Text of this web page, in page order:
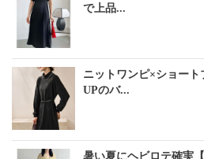
で上品...
ニットワンピ×ショー
UPのバ...
暑い夏にヘビロテ確実